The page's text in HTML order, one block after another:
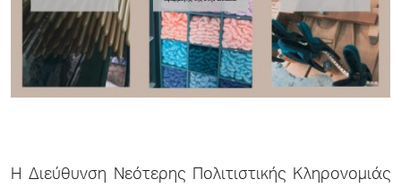
Η Διεύθυνση Νεότερης Πολιτιστικής Κληρονομιάς